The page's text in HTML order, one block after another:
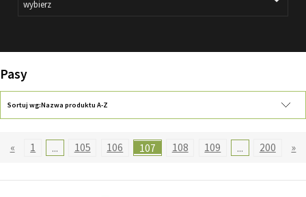
Pasy
Sortuj wg:Nazwa produktu A-Z
« 1 ... 105 106 107 108 109 ... 200 »